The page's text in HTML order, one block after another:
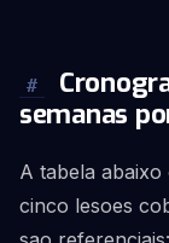
#
semanas
A tabela
cinco lesoes